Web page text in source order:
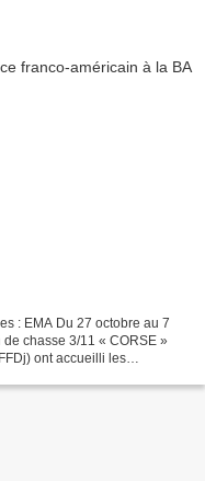
: EMA Du 27 octobre au 7
chasse 3/11 « CORSE »
ont accueilli les